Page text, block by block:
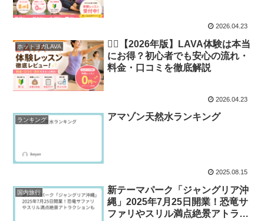
2026.04.23
ホットヨガLAVA
🧘‍♀️【2026年版】LAVA体験は本当
にお得？初心者でも安心の流れ・
料金・口コミを徹底解説
2026.04.23
ランキング アマゾン天然水ランキング
2025.08.15
国内旅行
新テーマパーク「ジャングリア沖
縄」2025年7月25日開業！恐竜サ
ファリやスリル満点絶景アトラク